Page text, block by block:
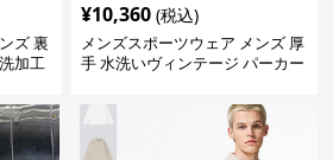
ズ 裏
加工
¥10,360 (税込)
メンズスポーツウェア メンズ 厚
手 水洗いヴィンテージ パーカー